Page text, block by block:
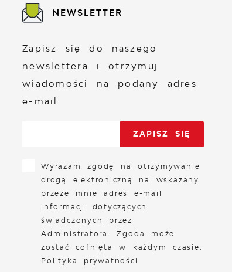
NEWSLETTER
Zapisz się do naszego
newslettera i otrzymuj
wiadomości na podany adres
e-mail
Wyrażam zgodę na otrzymywanie
drogą elektroniczną na wskazany
przeze mnie adres e-mail
informacji dotyczących
świadczonych przez
Administratora. Zgoda może
zostać cofnięta w każdym czasie.
Polityka prywatności